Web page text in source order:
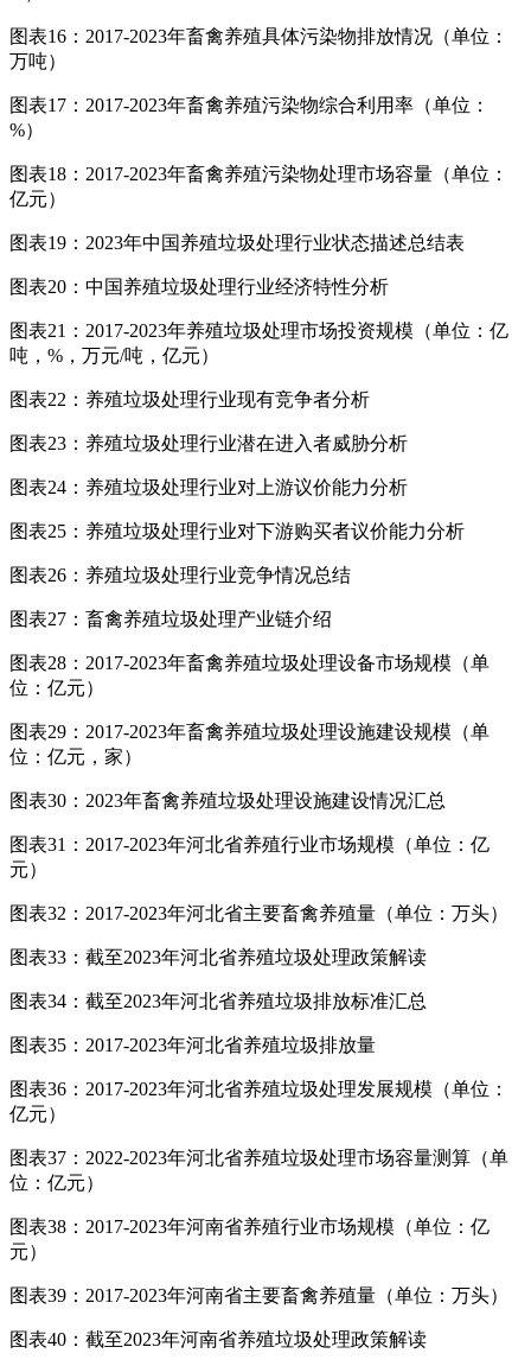
图表16：2017-2023年畜禽养殖具体污染物排放情况（单位：
万吨）
图表17：2017-2023年畜禽养殖污染物综合利用率（单位：
%）
图表18：2017-2023年畜禽养殖污染物处理市场容量（单位：
亿元）
图表19：2023年中国养殖垃圾处理行业状态描述总结表
图表20：中国养殖垃圾处理行业经济特性分析
图表21：2017-2023年养殖垃圾处理市场投资规模（单位：亿
吨，%，万元/吨，亿元）
图表22：养殖垃圾处理行业现有竞争者分析
图表23：养殖垃圾处理行业潜在进入者威胁分析
图表24：养殖垃圾处理行业对上游议价能力分析
图表25：养殖垃圾处理行业对下游购买者议价能力分析
图表26：养殖垃圾处理行业竞争情况总结
图表27：畜禽养殖垃圾处理产业链介绍
图表28：2017-2023年畜禽养殖垃圾处理设备市场规模（单
位：亿元）
图表29：2017-2023年畜禽养殖垃圾处理设施建设规模（单
位：亿元，家）
图表30：2023年畜禽养殖垃圾处理设施建设情况汇总
图表31：2017-2023年河北省养殖行业市场规模（单位：亿
元）
图表32：2017-2023年河北省主要畜禽养殖量（单位：万头）
图表33：截至2023年河北省养殖垃圾处理政策解读
图表34：截至2023年河北省养殖垃圾排放标准汇总
图表35：2017-2023年河北省养殖垃圾排放量
图表36：2017-2023年河北省养殖垃圾处理发展规模（单位：
亿元）
图表37：2022-2023年河北省养殖垃圾处理市场容量测算（单
位：亿元）
图表38：2017-2023年河南省养殖行业市场规模（单位：亿
元）
图表39：2017-2023年河南省主要畜禽养殖量（单位：万头）
图表40：截至2023年河南省养殖垃圾处理政策解读